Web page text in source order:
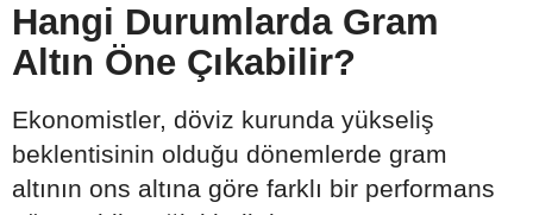
Hangi Durumlarda Gram
Altın Öne Çıkabilir?
Ekonomistler, döviz kurunda yükseliş
beklentisinin olduğu dönemlerde gram
altının ons altına göre farklı bir performans